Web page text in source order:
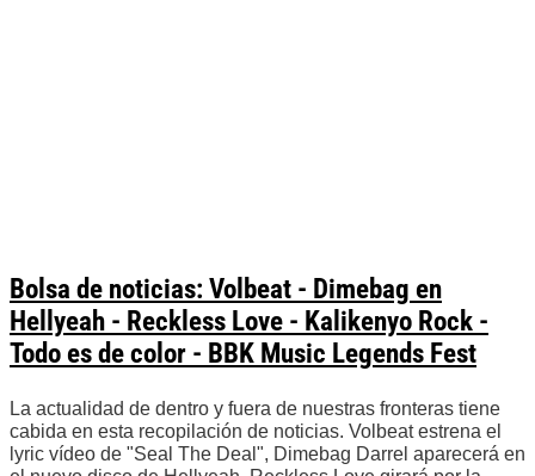
Bolsa de noticias: Volbeat - Dimebag en
Hellyeah - Reckless Love - Kalikenyo Rock -
Todo es de color - BBK Music Legends Fest
La actualidad de dentro y fuera de nuestras fronteras tiene
cabida en esta recopilación de noticias. Volbeat estrena el
lyric vídeo de "Seal The Deal", Dimebag Darrel aparecerá en